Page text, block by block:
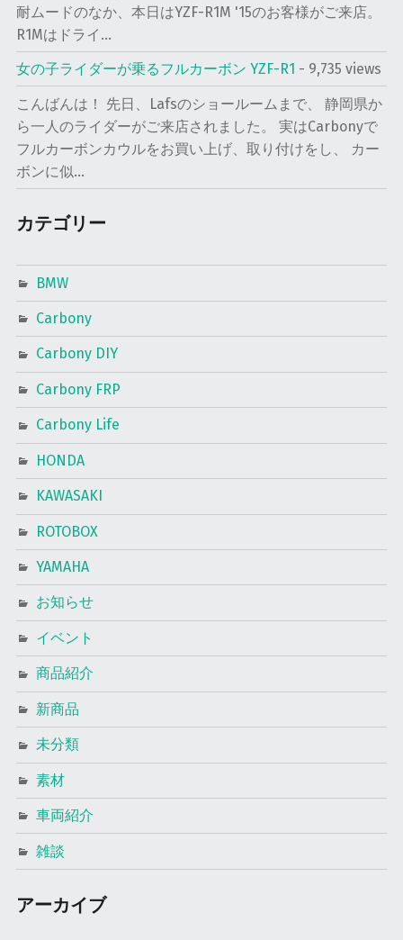
耐ムードのなか、本日はYZF-R1M '15のお客様がご来店。
R1Mはドライ...
女の子ライダーが乗るフルカーボン YZF-R1 - 9,735 views
こんばんは！ 先日、Lafsのショールームまで、 静岡県か
ら一人のライダーがご来店されました。 実はCarbonyで
フルカーボンカウルをお買い上げ、取り付けをし、 カー
ボンに似...
カテゴリー
BMW
Carbony
Carbony DIY
Carbony FRP
Carbony Life
HONDA
KAWASAKI
ROTOBOX
YAMAHA
お知らせ
イベント
商品紹介
新商品
未分類
素材
車両紹介
雑談
アーカイブ